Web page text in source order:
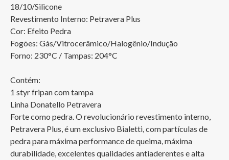
18/10/Silicone
Revestimento Interno: Petravera Plus
Cor: Efeito Pedra
Fogões: Gás/Vitrocerâmico/Halogênio/Indução
Forno: 230°C / Tampas: 204°C
Contém:
1 styr fripan com tampa
Linha Donatello Petravera
Forte como pedra. O revolucionário revestimento interno,
Petravera Plus, é um exclusivo Bialetti, com partículas de
pedra para máxima performance de queima, máxima
durabilidade, excelentes qualidades antiaderentes e alta